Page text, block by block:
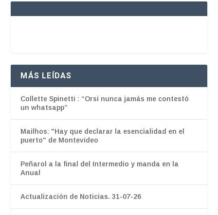
MÁS LEÍDAS
Collette Spinetti : “Orsi nunca jamás me contestó
un whatsapp”
Mailhos: "Hay que declarar la esencialidad en el
puerto" de Montevideo
Peñarol a la final del Intermedio y manda en la
Anual
Actualización de Noticias. 31-07-26